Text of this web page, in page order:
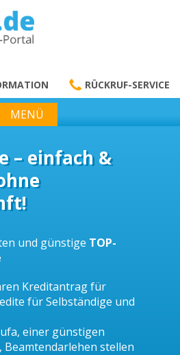
RÜCKRUF-SERVICE
MENÜ
– einfach &
und günstige TOP-
Kreditantrag für
für Selbständige und
einer günstigen
stellen